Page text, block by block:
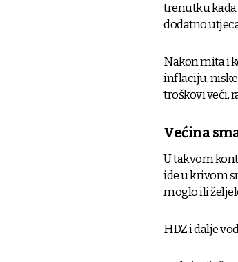
trenutku kada
dodatno
Nakon mita i
inflaciju, niske
troškovi veći,
Većina
U takvom
ide u krivom
moglo ili
HDZ i dalje